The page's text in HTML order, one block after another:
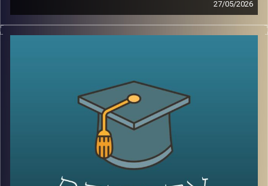
27/05/2026
הרפואה נמצאת היום באחת מנקודות המפנה המשמעותיות
ביותר בתולדותיה.
בינה מלאכותית כבר לא נמצאת רק במעבדות או במחקרים, היא
נכנסת אל תוך חדרי הטיפול, אל תוך רגעים של חוסר ודאות,
ולעיתים גם אל תוך ההחלטות הכי קריטיות שיש.
האם זה הופך את הרפואה למדויקת יותר, או דווקא משנה את
האופן שבו רופאים חושבים, שוקלים ומחליטים?